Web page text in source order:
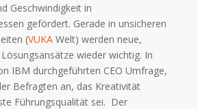
Geschwindigkeit in
gefördert. Gerade in unsicheren
(VUKAWelt) werden neue,
wieder wichtig. In
IBM durchgeführten CEO Umfrage,
Befragten an, das Kreativität
Führungsqualität sei. Der